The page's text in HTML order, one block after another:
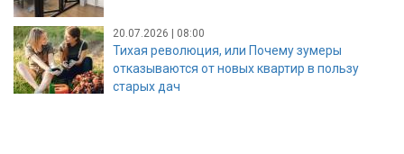
20.07.2026 | 08:00
Тихая революция, или Почему зумеры
отказываются от новых квартир в пользу
старых дач